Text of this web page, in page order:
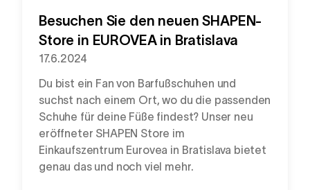
Besuchen Sie den neuen SHAPEN-
Store in EUROVEA in Bratislava
17.6.2024
Du bist ein Fan von Barfußschuhen und
suchst nach einem Ort, wo du die passenden
Schuhe für deine Füße findest? Unser neu
eröffneter SHAPEN Store im
Einkaufszentrum Eurovea in Bratislava bietet
genau das und noch viel mehr.